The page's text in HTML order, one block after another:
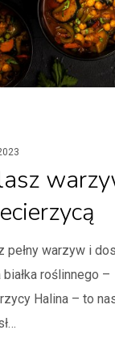
pełny warzyw i
białka roślinnego –
Halina – to